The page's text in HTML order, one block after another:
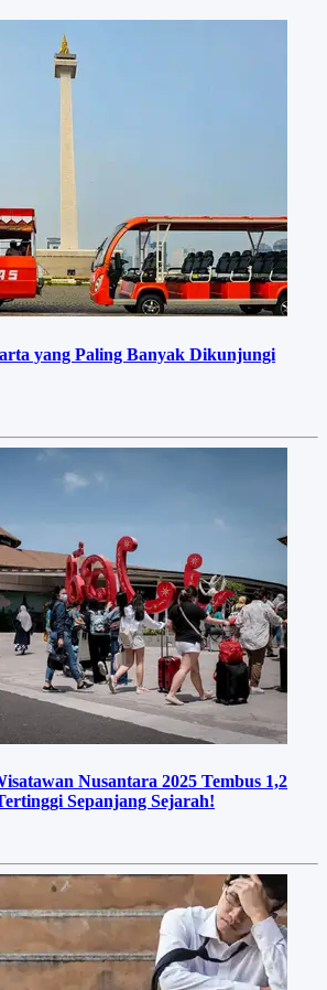
yang Paling Banyak Dikunjungi
Nusantara 2025 Tembus 1,2
Sepanjang Sejarah!